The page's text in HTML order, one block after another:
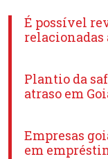
É possível
relacionadas
Plantio da
atraso em
Empresas
em